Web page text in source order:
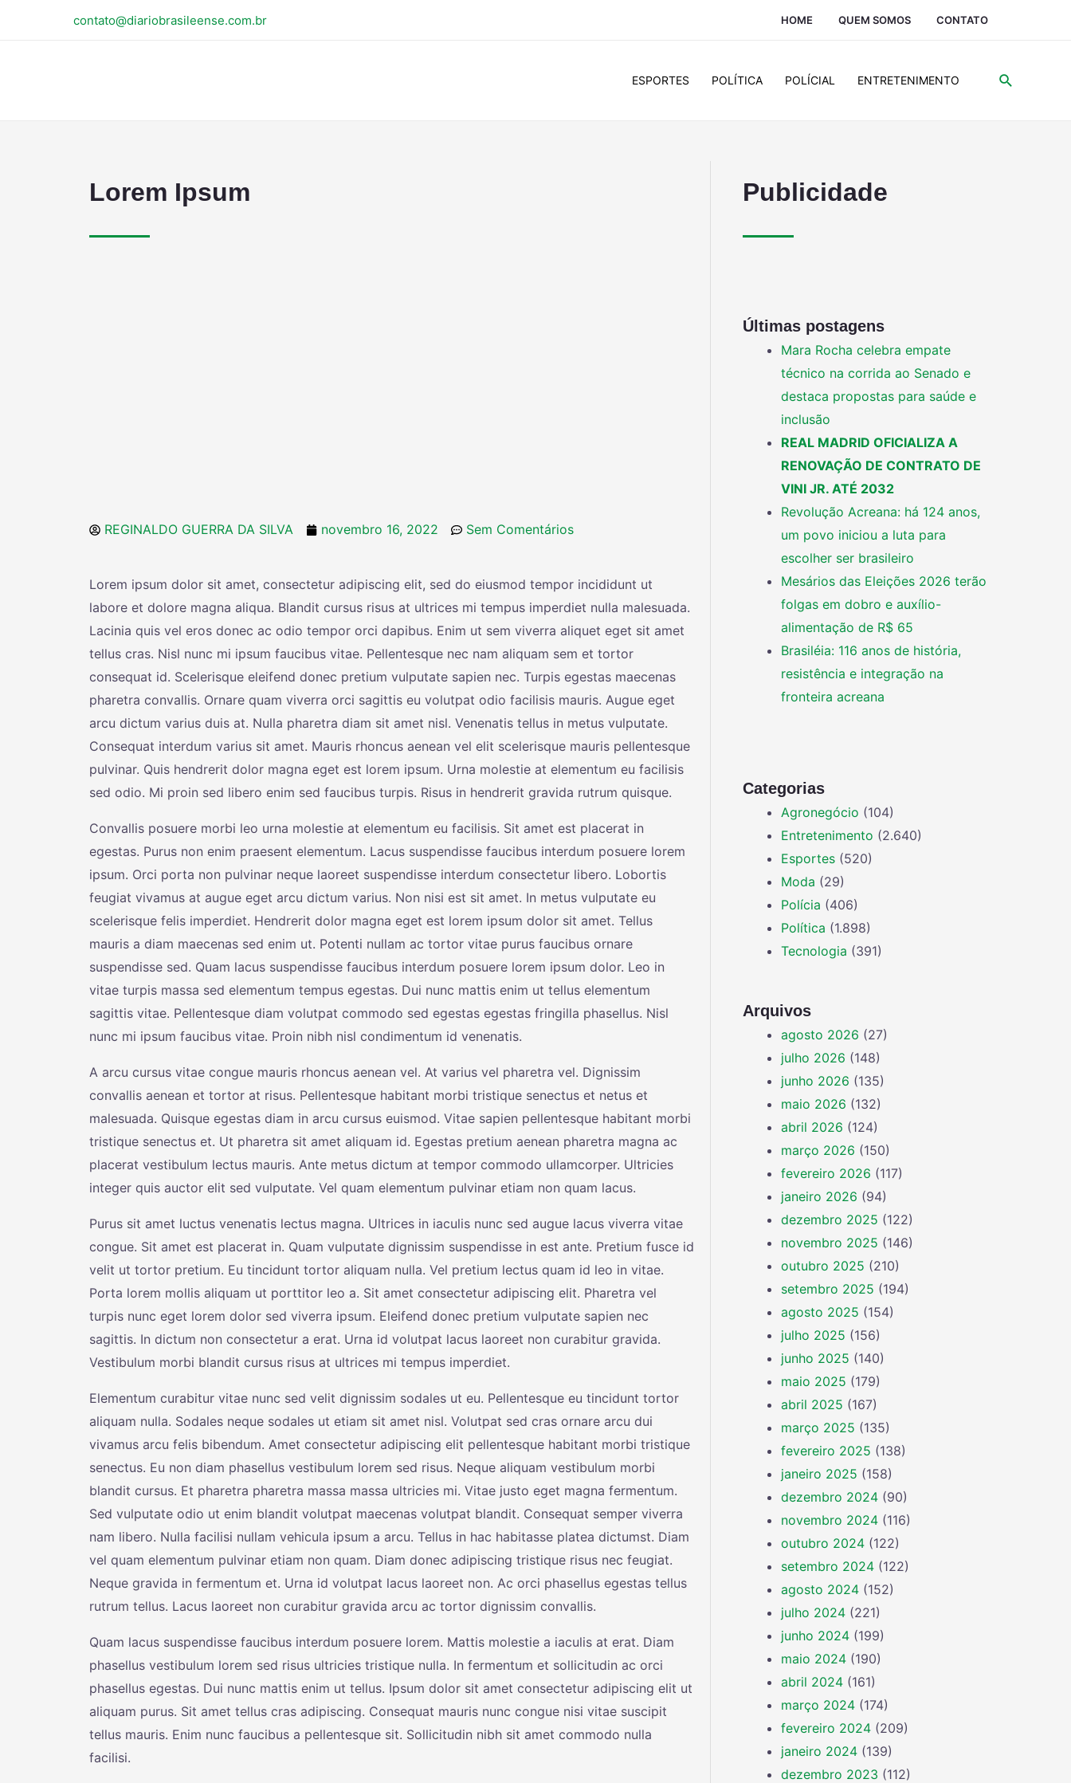
contato@diariobrasileense.com.br HOME QUEM SOMOS CONTATO
ESPORTES POLÍTICA POLÍCIAL ENTRETENIMENTO
Lorem Ipsum
REGINALDO GUERRA DA SILVA novembro 16, 2022 Sem Comentários
Lorem ipsum dolor sit amet, consectetur adipiscing elit, sed do eiusmod tempor incididunt ut
labore et dolore magna aliqua. Blandit cursus risus at ultrices mi tempus imperdiet nulla malesuada.
Lacinia quis vel eros donec ac odio tempor orci dapibus. Enim ut sem viverra aliquet eget sit amet
tellus cras. Nisl nunc mi ipsum faucibus vitae. Pellentesque nec nam aliquam sem et tortor
consequat id. Scelerisque eleifend donec pretium vulputate sapien nec. Turpis egestas maecenas
pharetra convallis. Ornare quam viverra orci sagittis eu volutpat odio facilisis mauris. Augue eget
arcu dictum varius duis at. Nulla pharetra diam sit amet nisl. Venenatis tellus in metus vulputate.
Consequat interdum varius sit amet. Mauris rhoncus aenean vel elit scelerisque mauris pellentesque
pulvinar. Quis hendrerit dolor magna eget est lorem ipsum. Urna molestie at elementum eu facilisis
sed odio. Mi proin sed libero enim sed faucibus turpis. Risus in hendrerit gravida rutrum quisque.
Convallis posuere morbi leo urna molestie at elementum eu facilisis. Sit amet est placerat in
egestas. Purus non enim praesent elementum. Lacus suspendisse faucibus interdum posuere lorem
ipsum. Orci porta non pulvinar neque laoreet suspendisse interdum consectetur libero. Lobortis
feugiat vivamus at augue eget arcu dictum varius. Non nisi est sit amet. In metus vulputate eu
scelerisque felis imperdiet. Hendrerit dolor magna eget est lorem ipsum dolor sit amet. Tellus
mauris a diam maecenas sed enim ut. Potenti nullam ac tortor vitae purus faucibus ornare
suspendisse sed. Quam lacus suspendisse faucibus interdum posuere lorem ipsum dolor. Leo in
vitae turpis massa sed elementum tempus egestas. Dui nunc mattis enim ut tellus elementum
sagittis vitae. Pellentesque diam volutpat commodo sed egestas egestas fringilla phasellus. Nisl
nunc mi ipsum faucibus vitae. Proin nibh nisl condimentum id venenatis.
A arcu cursus vitae congue mauris rhoncus aenean vel. At varius vel pharetra vel. Dignissim
convallis aenean et tortor at risus. Pellentesque habitant morbi tristique senectus et netus et
malesuada. Quisque egestas diam in arcu cursus euismod. Vitae sapien pellentesque habitant morbi
tristique senectus et. Ut pharetra sit amet aliquam id. Egestas pretium aenean pharetra magna ac
placerat vestibulum lectus mauris. Ante metus dictum at tempor commodo ullamcorper. Ultricies
integer quis auctor elit sed vulputate. Vel quam elementum pulvinar etiam non quam lacus.
Purus sit amet luctus venenatis lectus magna. Ultrices in iaculis nunc sed augue lacus viverra vitae
congue. Sit amet est placerat in. Quam vulputate dignissim suspendisse in est ante. Pretium fusce id
velit ut tortor pretium. Eu tincidunt tortor aliquam nulla. Vel pretium lectus quam id leo in vitae.
Porta lorem mollis aliquam ut porttitor leo a. Sit amet consectetur adipiscing elit. Pharetra vel
turpis nunc eget lorem dolor sed viverra ipsum. Eleifend donec pretium vulputate sapien nec
sagittis. In dictum non consectetur a erat. Urna id volutpat lacus laoreet non curabitur gravida.
Vestibulum morbi blandit cursus risus at ultrices mi tempus imperdiet.
Elementum curabitur vitae nunc sed velit dignissim sodales ut eu. Pellentesque eu tincidunt tortor
aliquam nulla. Sodales neque sodales ut etiam sit amet nisl. Volutpat sed cras ornare arcu dui
vivamus arcu felis bibendum. Amet consectetur adipiscing elit pellentesque habitant morbi tristique
senectus. Eu non diam phasellus vestibulum lorem sed risus. Neque aliquam vestibulum morbi
blandit cursus. Et pharetra pharetra massa massa ultricies mi. Vitae justo eget magna fermentum.
Sed vulputate odio ut enim blandit volutpat maecenas volutpat blandit. Consequat semper viverra
nam libero. Nulla facilisi nullam vehicula ipsum a arcu. Tellus in hac habitasse platea dictumst. Diam
vel quam elementum pulvinar etiam non quam. Diam donec adipiscing tristique risus nec feugiat.
Neque gravida in fermentum et. Urna id volutpat lacus laoreet non. Ac orci phasellus egestas tellus
rutrum tellus. Lacus laoreet non curabitur gravida arcu ac tortor dignissim convallis.
Quam lacus suspendisse faucibus interdum posuere lorem. Mattis molestie a iaculis at erat. Diam
phasellus vestibulum lorem sed risus ultricies tristique nulla. In fermentum et sollicitudin ac orci
phasellus egestas. Dui nunc mattis enim ut tellus. Ipsum dolor sit amet consectetur adipiscing elit ut
aliquam purus. Sit amet tellus cras adipiscing. Consequat mauris nunc congue nisi vitae suscipit
tellus mauris. Enim nunc faucibus a pellentesque sit. Sollicitudin nibh sit amet commodo nulla
facilisi.
Publicidade
Últimas postagens
Mara Rocha celebra empate
técnico na corrida ao Senado e
destaca propostas para saúde e
inclusão
REAL MADRID OFICIALIZA A
RENOVAÇÃO DE CONTRATO DE
VINI JR. ATÉ 2032
Revolução Acreana: há 124 anos,
um povo iniciou a luta para
escolher ser brasileiro
Mesários das Eleições 2026 terão
folgas em dobro e auxílio-
alimentação de R$ 65
Brasiléia: 116 anos de história,
resistência e integração na
fronteira acreana
Categorias
Agronegócio (104)
Entretenimento (2.640)
Esportes (520)
Moda (29)
Polícia (406)
Política (1.898)
Tecnologia (391)
Arquivos
agosto 2026 (27)
julho 2026 (148)
junho 2026 (135)
maio 2026 (132)
abril 2026 (124)
março 2026 (150)
fevereiro 2026 (117)
janeiro 2026 (94)
dezembro 2025 (122)
novembro 2025 (146)
outubro 2025 (210)
setembro 2025 (194)
agosto 2025 (154)
julho 2025 (156)
junho 2025 (140)
maio 2025 (179)
abril 2025 (167)
março 2025 (135)
fevereiro 2025 (138)
janeiro 2025 (158)
dezembro 2024 (90)
novembro 2024 (116)
outubro 2024 (122)
setembro 2024 (122)
agosto 2024 (152)
julho 2024 (221)
junho 2024 (199)
maio 2024 (190)
abril 2024 (161)
março 2024 (174)
fevereiro 2024 (209)
janeiro 2024 (139)
dezembro 2023 (112)